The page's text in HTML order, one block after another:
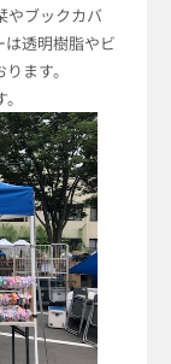
やブックカバ
透明樹脂やビ
ます。